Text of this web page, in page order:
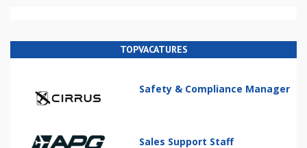
TOPVACATURES
Safety & Compliance Manager
Sales Support Staff